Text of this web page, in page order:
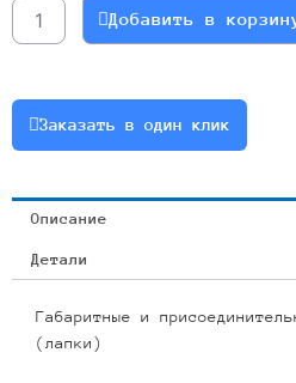
RC17-
3.83-
или
RCF17-
366-
0.55
Добавить в
Заказать в один клик
Описание
Детали
Габаритные и
(лапки)